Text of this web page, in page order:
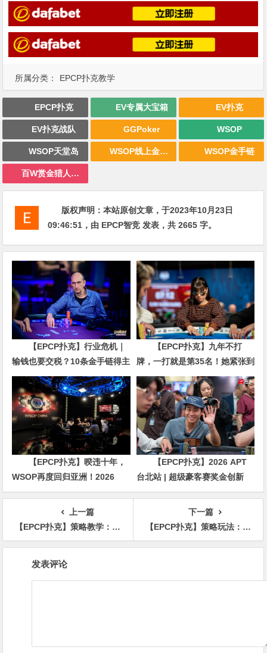
所属分类： EPCP扑克教学
EPCP扑克 EV专属大宝箱 EV扑克
EV扑克战队 GGPoker WSOP
WSOP天堂岛 WSOP线上金手链 WSOP金手链
百W赏金猎人大奖赛
版权声明：本站原创文章，于2023年10月23日
09:46:51 ，由 EPCP智竞 发表，共 2665 字。
【EPCP扑克】行业危机｜
输钱也要交税？10条金手链得主
直言“扛不住”，主动砍掉四分之
三比赛
【EPCP扑克】九年不打
牌，一打就是第35名！她紧张到
脚悬空，但全世界以为她很淡定
【EPCP扑克】暌违十年，
WSOP再度回归亚洲！2026
APL济州站6月19-28日盛大登
【EPCP扑克】2026 APT
台北站 | 超级豪客赛奖金创新
高，美国选手Ethan
“Rampage” Yau领跑全场！
上一篇
【EPCP扑克】策略教学：翻牌圈击中顶对后 别再只做持续下注啦！
下一篇
【EPCP扑克】策略玩法：想要正确游戏 后门同花/顺子，这5个技巧不能错过！
发表评论